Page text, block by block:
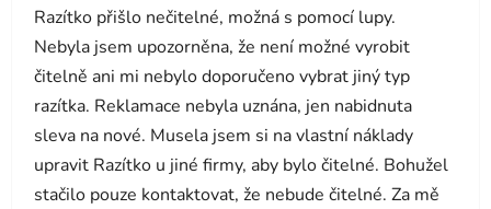
Razítko přišlo nečitelné, možná s pomocí lupy.
Nebyla jsem upozorněna, že není možné vyrobit
čitelně ani mi nebylo doporučeno vybrat jiný typ
razítka. Reklamace nebyla uznána, jen nabidnuta
sleva na nové. Musela jsem si na vlastní náklady
upravit Razítko u jiné firmy, aby bylo čitelné. Bohužel
stačilo pouze kontaktovat, že nebude čitelné. Za mě